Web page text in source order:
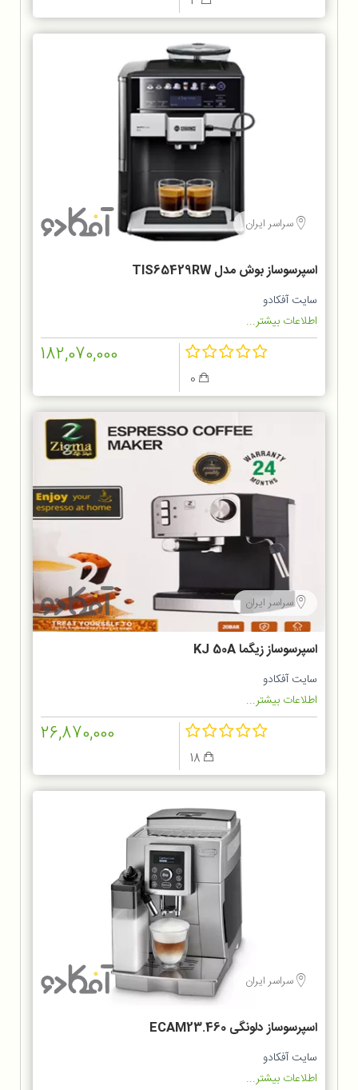
سراسر ایران
اسپرسوساز بوش مدل TIS65429RW
سایت آفکادو
اطلاعات بیشتر...
182,070,000
سراسر ایران
اسپرسوساز زیگما KJ 50A
سایت آفکادو
اطلاعات بیشتر...
26,870,000
سراسر ایران
اسپرسوساز دلونگی ECAM23.460
سایت آفکادو
اطلاعات بیشتر...